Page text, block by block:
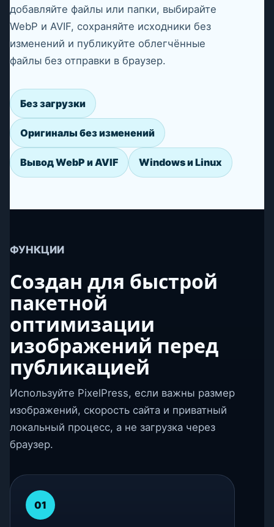
добавляйте файлы или папки, выбирайте
WebP и AVIF, сохраняйте исходники без
изменений и публикуйте облегчённые
файлы без отправки в браузер.
Без загрузки
Оригиналы без изменений
Вывод WebP и AVIF Windows и Linux
ФУНКЦИИ
Создан для быстрой
пакетной
оптимизации
изображений перед
публикацией
Используйте PixelPress, если важны размер
изображений, скорость сайта и приватный
локальный процесс, а не загрузка через
браузер.
01